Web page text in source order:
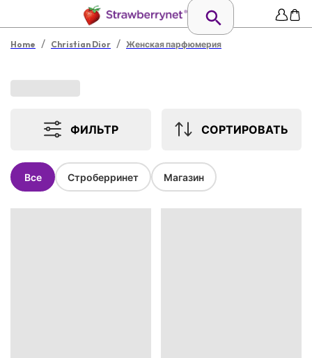
Home / Christian Dior / Женская парфюмерия
ФИЛЬТР СОРТИРОВАТЬ
Все Строберринет Магазин